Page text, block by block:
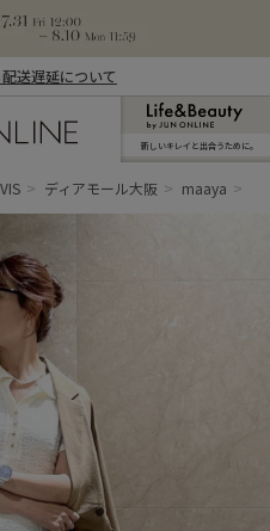
送遅延について
新しいキレイと出合うために。
VIS ディアモール大阪 maaya